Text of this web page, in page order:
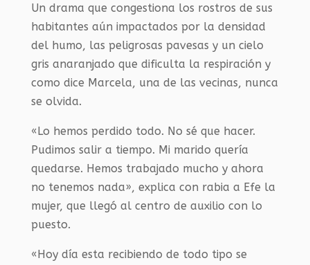
Un drama que congestiona los rostros de sus
habitantes aún impactados por la densidad
del humo, las peligrosas pavesas y un cielo
gris anaranjado que dificulta la respiración y
como dice Marcela, una de las vecinas, nunca
se olvida.
«Lo hemos perdido todo. No sé que hacer.
Pudimos salir a tiempo. Mi marido quería
quedarse. Hemos trabajado mucho y ahora
no tenemos nada», explica con rabia a Efe la
mujer, que llegó al centro de auxilio con lo
puesto.
«Hoy día esta recibiendo de todo tipo se